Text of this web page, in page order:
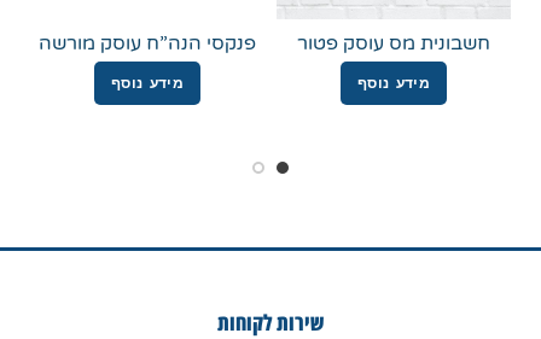
חשבונית מס עוסק פטור
מידע נוסף
פנקסי הנה”ח עוסק מורשה
מידע נוסף
שירות לקוחות